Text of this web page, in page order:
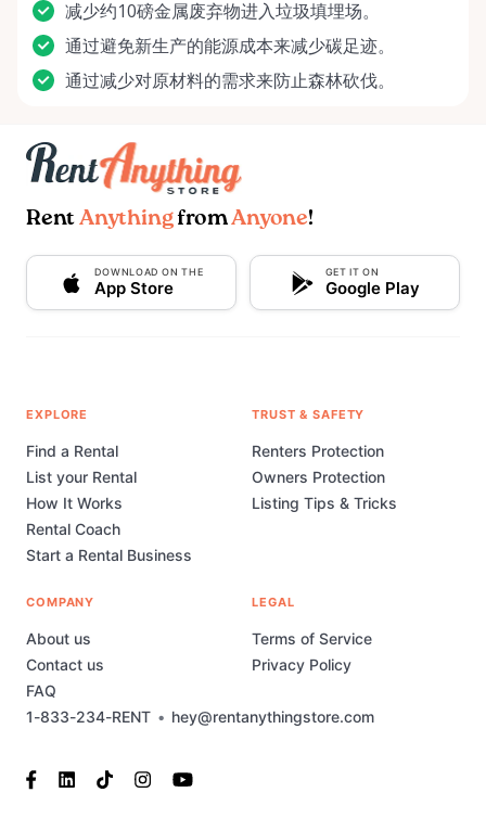
减少约10磅金属废弃物进入垃圾填埋场。
通过避免新生产的能源成本来减少碳足迹。
通过减少对原材料的需求来防止森林砍伐。
Rent AnythingfromAnyone!
DOWNLOAD ON THE
App Store
GET IT ON
Google Play
1-833-234-RENT • hey@rentanythingstore.com
EXPLORE
Find a Rental
List your Rental
How It Works
Rental Coach
Start a Rental Business
TRUST & SAFETY
Renters Protection
Owners Protection
Listing Tips & Tricks
COMPANY
About us
Contact us
FAQ
LEGAL
Terms of Service
Privacy Policy